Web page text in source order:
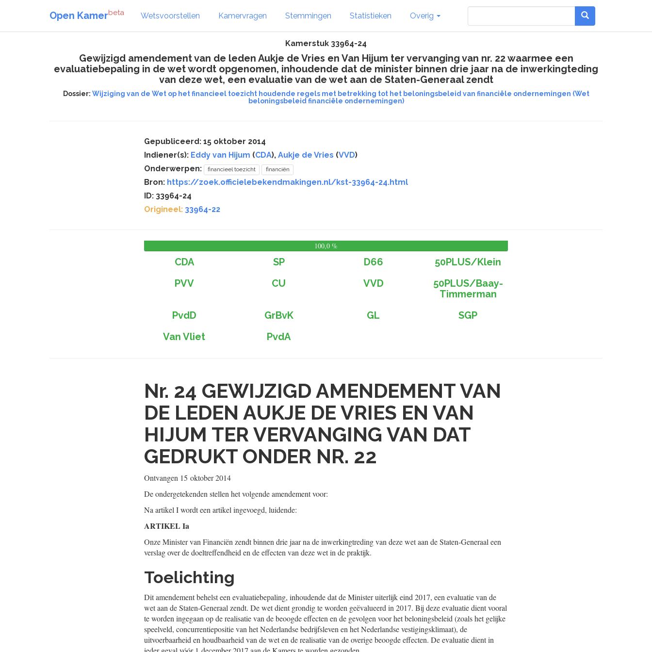
Open Kamerbeta Wetsvoorstellen Kamervragen Stemmingen Statistieken Overig
Kamerstuk 33964-24
Gewijzigd amendement van de leden Aukje de Vries en Van Hijum ter vervanging van nr. 22 waarmee een
evaluatiebepaling in de wet wordt opgenomen, inhoudende dat de minister binnen drie jaar na de inwerkingteding
van deze wet, een evaluatie van de wet aan de Staten-Generaal zendt
Dossier: Wijziging van de Wet op het financieel toezicht houdende regels met betrekking tot het beloningsbeleid van financiële ondernemingen (Wet
beloningsbeleid financiële ondernemingen)
Gepubliceerd: 15 oktober 2014
Indiener(s): Eddy van Hijum (CDA), Aukje de Vries (VVD)
Onderwerpen:
financieel toezicht financiën
Bron: https://zoek.officielebekendmakingen.nl/kst-33964-24.html
ID: 33964-24
Origineel: 33964-22
100,0 %
CDA SP D66
50PLUS/Klein
PVV
CU VVD
50PLUS/Baay-
Timmerman
PvdD
GrBvK GL
SGP
Van Vliet
PvdA
Nr. 24 GEWIJZIGD AMENDEMENT VAN
DE LEDEN AUKJE DE VRIES EN VAN
HIJUM TER VERVANGING VAN DAT
GEDRUKT ONDER NR. 22
Ontvangen 15 oktober 2014
De ondergetekenden stellen het volgende amendement voor:
Na artikel I wordt een artikel ingevoegd, luidende:
ARTIKEL Ia
Onze Minister van Financiën zendt binnen drie jaar na de inwerkingtreding van deze wet aan de Staten-Generaal een
verslag over de doeltreffendheid en de effecten van deze wet in de praktijk.
Toelichting
Dit amendement behelst een evaluatiebepaling, inhoudende dat de Minister uiterlijk eind 2017, een evaluatie van de
wet aan de Staten-Generaal zendt. De wet dient grondig te worden geëvalueerd in 2017. Bij deze evaluatie dient vooral
te worden ingegaan op de realisatie van de beoogde effecten en de gevolgen voor het beloningsbeleid (zoals het gelijke
speelveld, concurrentiepositie van het Nederlandse bedrijfsleven en het Nederlandse vestigingsklimaat), de
uitvoerbaarheid en houdbaarheid van de wet en de realisatie van de overige beoogde effecten. De evaluatie dient in